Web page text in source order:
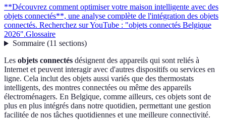
**Découvrez comment optimiser votre maison intelligente avec des
objets connectés**, une analyse complète de l'intégration des objets
connectés. Recherchez sur YouTube : "objets connectés Belgique
2026".Glossaire
Sommaire(11 sections)
Les objets connectés désignent des appareils qui sont reliés à
Internet et peuvent interagir avec d'autres dispositifs ou services en
ligne. Cela inclut des objets aussi variés que des thermostats
intelligents, des montres connectées ou même des appareils
électroménagers. En Belgique, comme ailleurs, ces objets sont de
plus en plus intégrés dans notre quotidien, permettant une gestion
facilitée de nos tâches quotidiennes et une meilleure connectivité.